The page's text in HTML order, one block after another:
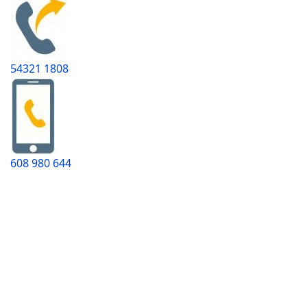
54321 1808
608 980 644